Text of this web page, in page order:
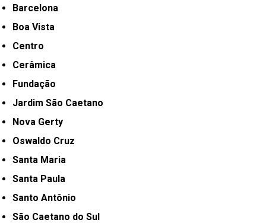
Barcelona
Boa Vista
Centro
Cerâmica
Fundação
Jardim São Caetano
Nova Gerty
Oswaldo Cruz
Santa Maria
Santa Paula
Santo Antônio
São Caetano do Sul